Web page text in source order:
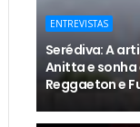
ENTREVISTAS
Serédiva: A
Anitta e sonha
Reggaeton e